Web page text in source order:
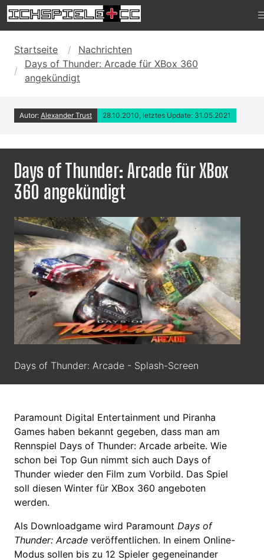
Startseite
Nachrichten
Days of Thunder: Arcade für XBox 360
angekündigt
Autor: Alexander Trust 28.10.2010, letztes Update: 31.05.2021
Days of Thunder: Arcade für XBox
360 angekündigt
Days of Thunder: Arcade - Splash-Screen
Paramount Digital Entertainment und Piranha
Games haben bekannt gegeben, dass man am
Rennspiel Days of Thunder: Arcade arbeite. Wie
schon bei Top Gun nimmt sich auch Days of
Thunder wieder den Film zum Vorbild. Das Spiel
soll diesen Winter für XBox 360 angeboten
werden.
Als Downloadgame wird Paramount Days of
Thunder: Arcade veröffentlichen. In einem Online-
Modus sollen bis zu 12 Spieler gegeneinander